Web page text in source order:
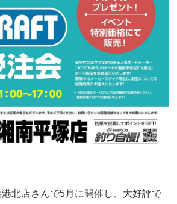
北店さんで5月に開催し、大好評で